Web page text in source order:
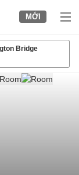
MỚI
Bridge